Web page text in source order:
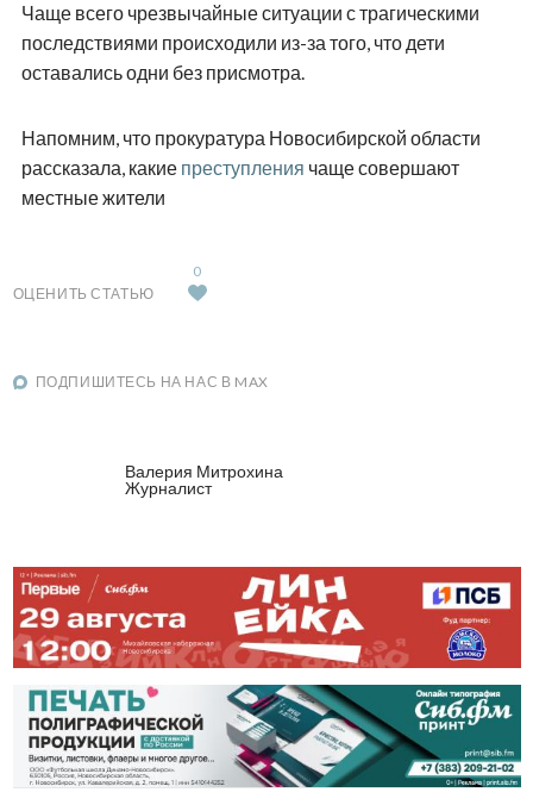
Чаще всего чрезвычайные ситуации с трагическими
последствиями происходили из-за того, что дети
оставались одни без присмотра.
Напомним, что прокуратура Новосибирской области
рассказала, какие преступления чаще совершают
местные жители
ОЦЕНИТЬ СТАТЬЮ
0
ПОДПИШИТЕСЬ НА НАС В MAX
Валерия Митрохина
Журналист